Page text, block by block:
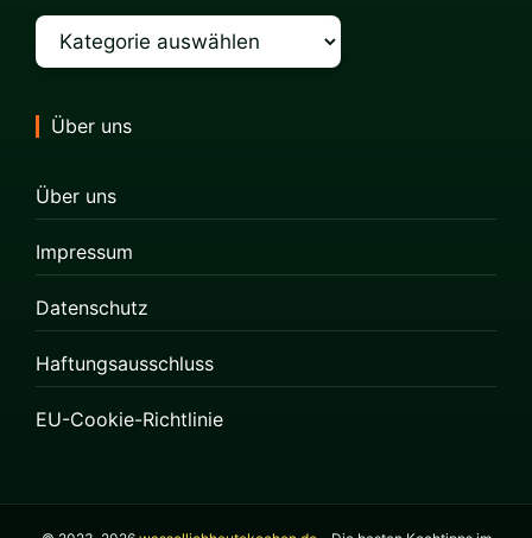
Kategorien
Über uns
Über uns
Impressum
Datenschutz
Haftungsausschluss
EU-Cookie-Richtlinie